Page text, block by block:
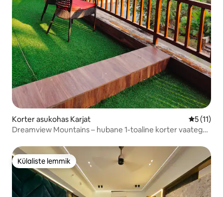
Korter asukohas Karjat
5 (11)
Dreamview Mountains – hubane 1-toaline korter vaatega
Külaliste lemmik
Külaliste lemmik